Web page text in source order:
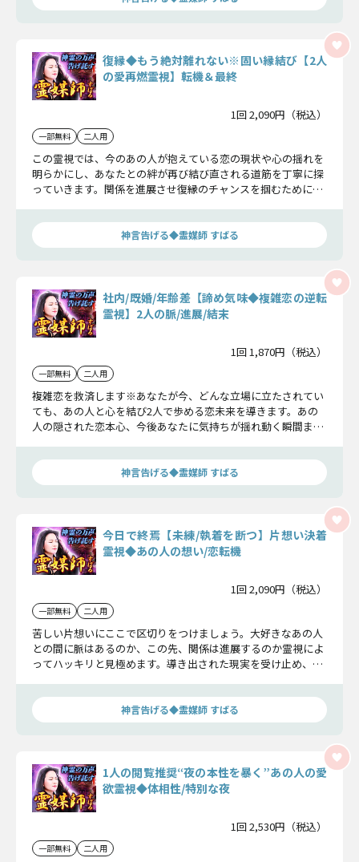
復縁◆もう絶対離れない※固い縁結び【2人
の愛再燃霊視】転機＆最終
1回 2,090円（税込）
一部無料 二人用
この霊視では、今のあの人が抱えている恋の現状や心の揺れを
明らかにし、あなたとの絆が再び結び直される道筋を丁寧に探
っていきます。関係を進展させ復縁のチャンスを掴むために必
神言告げる◆霊媒師 すばる
社内/既婚/年齢差【諦め気味◆複雑恋の逆転
霊視】2人の脈/進展/結末
1回 1,870円（税込）
一部無料 二人用
複雑恋を救済します※あなたが今、どんな立場に立たされてい
ても、あの人と心を結び2人で歩める恋未来を導きます。あの
人の隠された恋本心、今後あなたに気持ちが揺れ動く瞬間ま
神言告げる◆霊媒師 すばる
今日で終焉【未練/執着を断つ】片想い決着
霊視◆あの人の想い/恋転機
1回 2,090円（税込）
一部無料 二人用
苦しい片想いにここで区切りをつけましょう。大好きなあの人
との間に脈はあるのか、この先、関係は進展するのか霊視によ
ってハッキリと見極めます。導き出された現実を受け止め、次
神言告げる◆霊媒師 すばる
1人の閲覧推奨“夜の本性を暴く”あの人の愛
欲霊視◆体相性/特別な夜
1回 2,530円（税込）
一部無料 二人用